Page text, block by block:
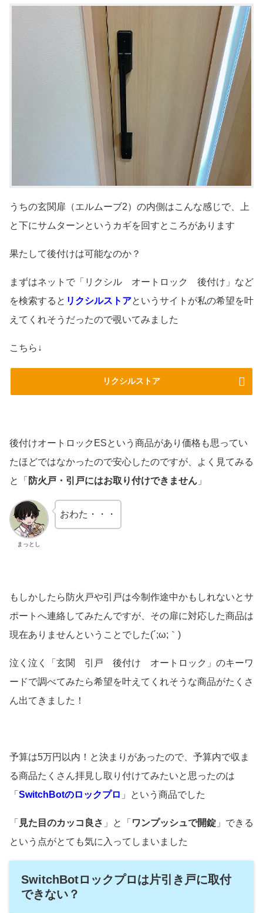
うちの玄関扉（エルムーブ2）の内側はこんな感じで、上
と下にサムターンというカギを回すところがあります
果たして後付けは可能なのか？
まずはネットで「リクシル オートロック 後付け」など
を検索すると リクシルストアというサイトが私の希望を叶
えてくれそうだったので覗いてみました
こちら↓
リクシルストア
後付けオートロックESという商品があり価格も思ってい
たほどではなかったので安心したのですが、よく見てみる
と「 防火戸・引戸にはお取り付けできません 」
まっとし
おわた・・・
もしかしたら防火戸や引戸は今制作途中かもしれないとサ
ポートへ連絡してみたんですが、その扉に対応した商品は
現在ありませんということでした(´;ω;｀)
泣く泣く「玄関 引戸 後付け オートロック」のキーワ
ードで調べてみたら希望を叶えてくれそうな商品がたくさ
ん出てきました！
予算は5万円以内！と決まりがあったので、予算内で収ま
る商品たくさん拝見し取り付けてみたいと思ったのは
「 SwitchBotのロックプロ 」という商品でした
「 見た目のカッコ良さ 」と「 ワンプッシュで開錠 」できる
という点がとても気に入ってしまいました
SwitchBotロックプロは片引き戸に取付
できない？